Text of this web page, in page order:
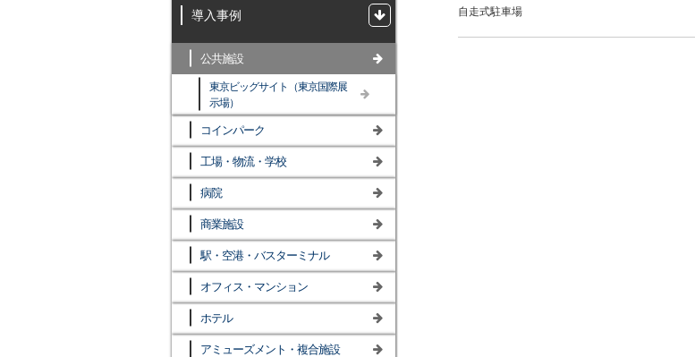
自走式駐車場
導入事例
公共施設
東京ビッグサイト（東京国際展
示場）
コインパーク
工場・物流・学校
病院
商業施設
駅・空港・バスターミナル
オフィス・マンション
ホテル
アミューズメント・複合施設